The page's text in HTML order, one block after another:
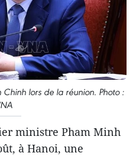
lors de la réunion. Photo :
ministre Pham Minh
à Hanoi, une